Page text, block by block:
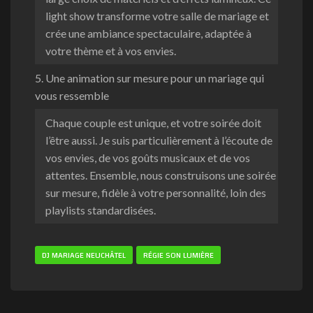
light show transforme votre salle de mariage et
crée une ambiance spectaculaire, adaptée à
votre thème et à vos envies.
5. Une animation sur mesure pour un mariage qui
vous ressemble
Chaque couple est unique, et votre soirée doit
l’être aussi. Je suis particulièrement à l’écoute de
vos envies, de vos goûts musicaux et de vos
attentes. Ensemble, nous construisons une soirée
sur mesure, fidèle à votre personnalité, loin des
playlists standardisées.
DJ MARIAGE NEUCHÂTEL RÉGIE SON LUMIÈRE